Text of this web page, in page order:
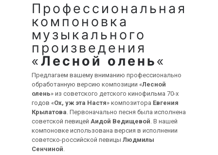
Профессиональная
компоновка
музыкального
произведения
«Лесной олень«
Предлагаем вашему вниманию профессионально
обработанную версию композиции «Лесной
олень» из советского детского кинофильма 70-х
годов «Ох, уж эта Настя» композитора Евгения
Крылатова. Первоначально песня была исполнена
советской певицей Аидой Ведищевой. В нашей
компоновке использована версия в исполнении
советско-российской певицы Людмилы
Сенчиной.